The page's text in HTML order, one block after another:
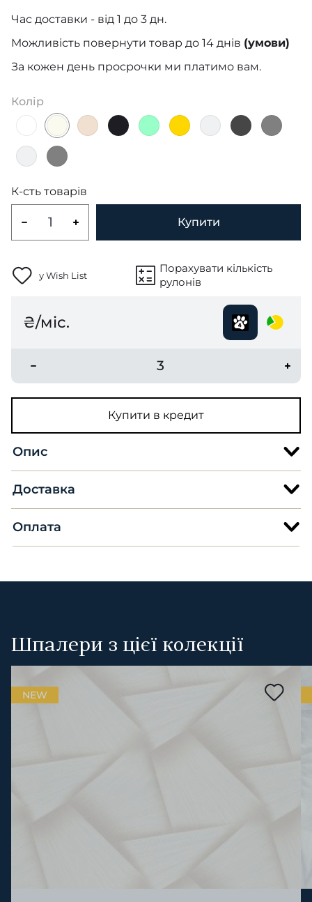
Час доставки - від 1 до 3 дн.
Можливість повернути товар до 14 днів (умови)
За кожен день просрочки ми платимо вам.
Колір
К-сть товарів
Купити
у Wish List
Порахувати кількість
рулонів
₴/міс.
3
Купити в кредит
Опис
Доставка
Оплата
Шпалери з цієї колекції
NEW